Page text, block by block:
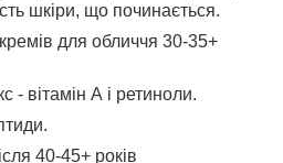
шкіри, що починається.
для обличчя 30-35+
- вітамін А і ретиноли.
40-45+ років